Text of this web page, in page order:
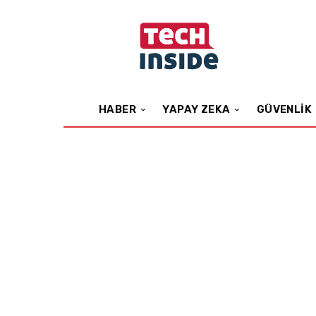
HABER YAPAY ZEKA GÜVENLIK